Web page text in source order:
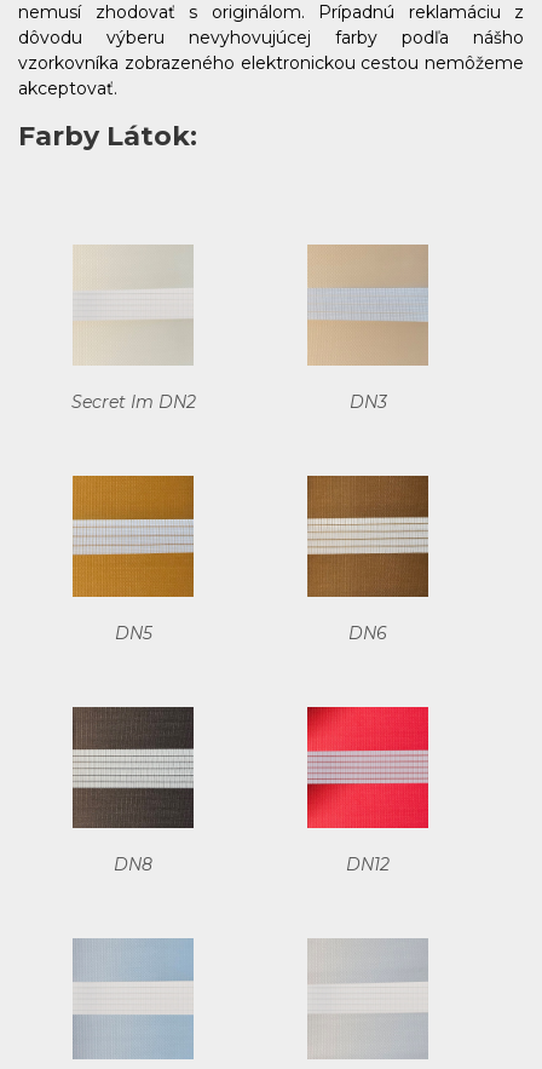
nemusí zhodovať s originálom. Prípadnú reklamáciu z
dôvodu výberu nevyhovujúcej farby podľa nášho
vzorkovníka zobrazeného elektronickou cestou nemôžeme
akceptovať.
Farby Látok:
Secret Im DN2 DN3
DN5 DN6
DN8 DN12